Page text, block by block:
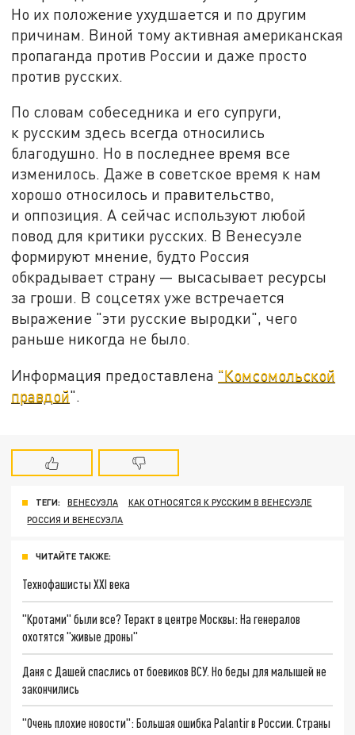
Но их положение ухудшается и по другим
причинам. Виной тому активная американская
пропаганда против России и даже просто
против русских.
По словам собеседника и его супруги,
к русским здесь всегда относились
благодушно. Но в последнее время все
изменилось. Даже в советское время к нам
хорошо относилось и правительство,
и оппозиция. А сейчас используют любой
повод для критики русских. В Венесуэле
формируют мнение, будто Россия
обкрадывает страну — высасывает ресурсы
за гроши. В соцсетях уже встречается
выражение "эти русские выродки", чего
раньше никогда не было.
Информация предоставлена "Комсомольской
правдой".
ТЕГИ: ВЕНЕСУЭЛА
КАК ОТНОСЯТСЯ К РУССКИМ В ВЕНЕСУЭЛЕ
РОССИЯ И ВЕНЕСУЭЛА
ЧИТАЙТЕ ТАКЖЕ:
Технофашисты XXI века
"Кротами" были все? Теракт в центре Москвы: На генералов
охотятся "живые дроны"
Даня с Дашей спаслись от боевиков ВСУ. Но беды для малышей не
закончились
"Очень плохие новости": Большая ошибка Palantir в России. Страны